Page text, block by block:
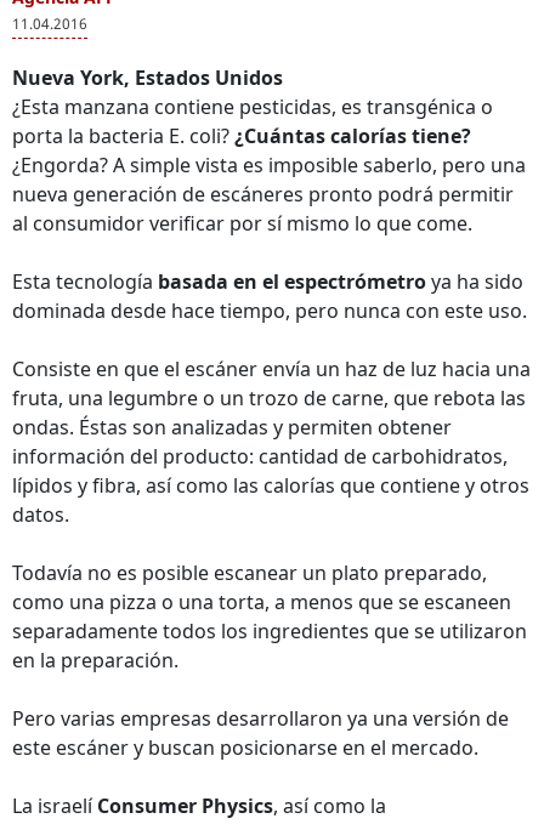
11.04.2016
Nueva York, Estados Unidos
¿Esta manzana contiene pesticidas, es transgénica o
porta la bacteria E. coli?¿Cuántas calorías tiene?
¿Engorda? A simple vista es imposible saberlo, pero una
nueva generación de escáneres pronto podrá permitir
al consumidor verificar por sí mismo lo que come.
Esta tecnología basada en el espectrómetroya ha sido
dominada desde hace tiempo, pero nunca con este uso.
Consiste en que el escáner envía un haz de luz hacia una
fruta, una legumbre o un trozo de carne, que rebota las
ondas. Éstas son analizadas y permiten obtener
información del producto: cantidad de carbohidratos,
lípidos y fibra, así como las calorías que contiene y otros
datos.
Todavía no es posible escanear un plato preparado,
como una pizza o una torta, a menos que se escaneen
separadamente todos los ingredientes que se utilizaron
en la preparación.
Pero varias empresas desarrollaron ya una versión de
este escáner y buscan posicionarse en el mercado.
La israelíConsumer Physics, así como la